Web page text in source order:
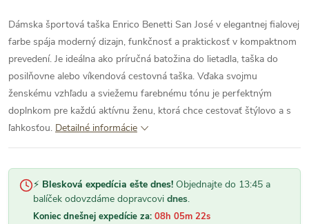
Dámska športová taška Enrico Benetti San José v elegantnej fialovej
farbe spája moderný dizajn, funkčnosť a praktickosť v kompaktnom
prevedení. Je ideálna ako príručná batožina do lietadla, taška do
posilňovne alebo víkendová cestovná taška. Vďaka svojmu
ženskému vzhľadu a sviežemu farebnému tónu je perfektným
doplnkom pre každú aktívnu ženu, ktorá chce cestovať štýlovo a s
ľahkosťou. Detailné informácie
⚡ Blesková expedícia ešte dnes! Objednajte do 13:45 a
balíček odovzdáme dopravcovi dnes.
Koniec dnešnej expedície za: 08h 05m 21s